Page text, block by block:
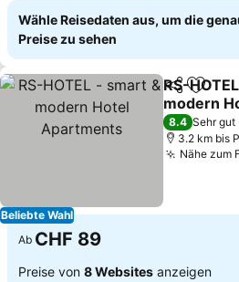
Wähle Reisedaten aus, um die
Preise zu sehen
Beliebte Wahl
TeilenZu
RS-
modern
8.4 Sehr gut
3.2 km bis
Nähe zum
Ab CHF 89
Preise von 8 Websites anzeigen